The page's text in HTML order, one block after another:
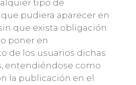
tipo de
pudiera aparecer en
que exista obligación
poner en
de los usuarios dichas
entendiéndose como
la publicación en el